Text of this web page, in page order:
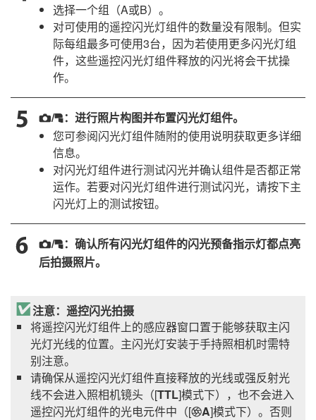
选择一个组（A或B）。
对可使用的遥控闪光灯组件的数量没有限制。但实
际每组最多可使用3台，因为若使用更多闪光灯组
件，这些遥控闪光灯组件释放的闪光将会干扰操
作。
C/f：进行照片构图并布置闪光灯组件。
您可参阅闪光灯组件随附的使用说明获取更多详细
信息。
对闪光灯组件进行测试闪光并确认组件是否都正常
运作。若要对闪光灯组件进行测试闪光，请按下主
闪光灯上的测试按钮。
C/f：确认所有闪光灯组件的闪光预备指示灯都点亮
后拍摄照片。
注意：遥控闪光拍摄
将遥控闪光灯组件上的感应器窗口置于能够获取主闪
光灯光线的位置。主闪光灯安装于手持照相机时需特
别注意。
请确保从遥控闪光灯组件直接释放的光线或强反射光
线不会进入照相机镜头（[TTL]模式下），也不会进入
遥控闪光灯组件的光电元件中（[qA]模式下）。否则